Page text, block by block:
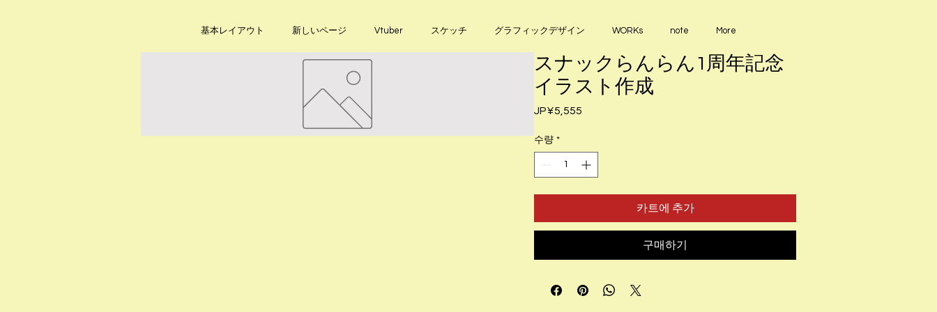
基本レイアウト 新しいページ Vtuber スケッチ グラフィックデザイン WORKs note More
スナックらんらん1周年記念
イラスト作成
JP¥5,555
수량 *
카트에 추가
구매하기